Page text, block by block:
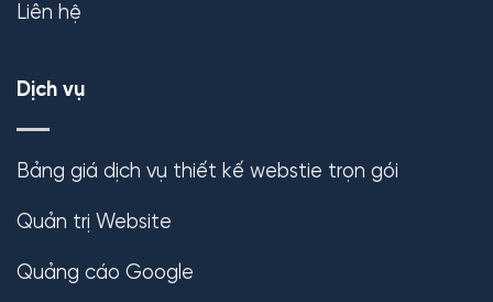
Liên hệ
Dịch vụ
Bảng giá dịch vụ thiết kế webstie trọn gói
Quản trị Website
Quảng cáo Google